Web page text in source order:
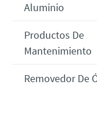
Aluminio
Productos De
Mantenimiento
Removedor De